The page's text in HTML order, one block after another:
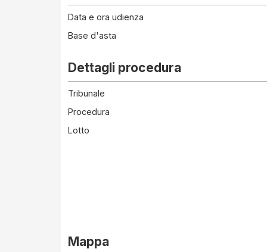
Data e ora udienza
Base d'asta
Dettagli procedura
Tribunale
Procedura
Lotto
Mappa